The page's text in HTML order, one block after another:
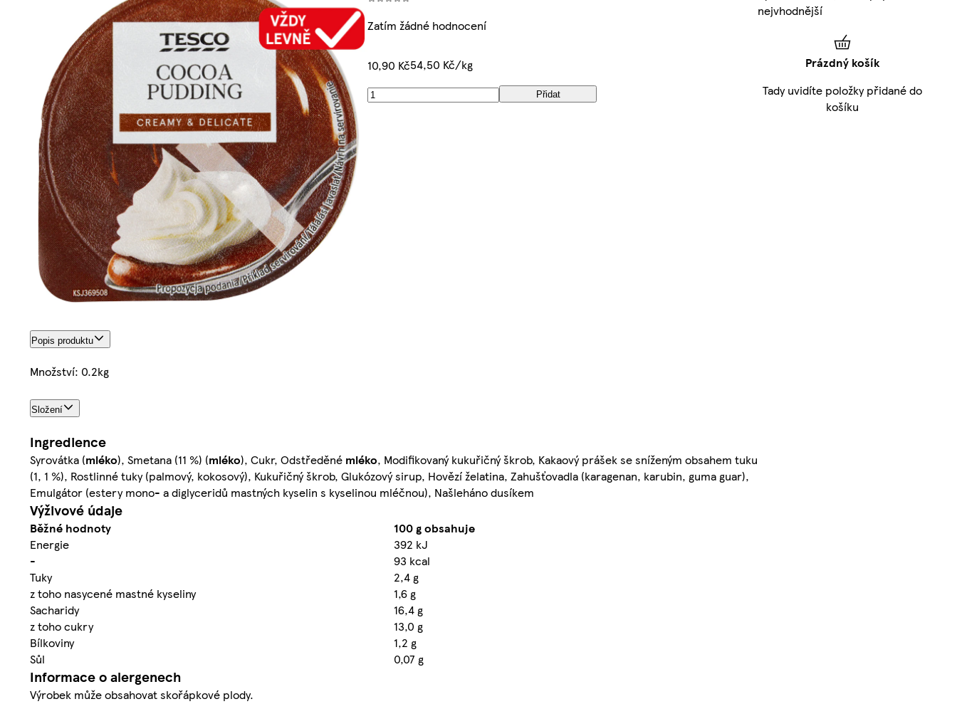
Zatím žádné hodnocení
10,90 Kč54,50 Kč/kg
Přidat
Popis produktu
Množství: 0.2kg
Složení
Ingredience
Syrovátka (mléko), Smetana (11 %) (mléko), Cukr, Odstředěné mléko, Modifikovaný kukuřičný škrob, Kakaový prášek se sníženým obsahem tuku
(1, 1 %), Rostlinné tuky (palmový, kokosový), Kukuřičný škrob, Glukózový sirup, Hovězí želatina, Zahušťovadla (karagenan, karubin, guma guar),
Emulgátor (estery mono- a diglyceridů mastných kyselin s kyselinou mléčnou), Našleháno dusíkem
Výživové údaje
Běžné hodnoty
100 g obsahuje
Energie
392 kJ
-
93 kcal
Tuky
2,4 g
z toho nasycené mastné kyseliny
1,6 g
Sacharidy
16,4 g
z toho cukry
13,0 g
Bílkoviny
1,2 g
Sůl
0,07 g
Informace o alergenech
Výrobek může obsahovat skořápkové plody.
nejvhodnější
Prázdný košík
Tady uvidíte položky přidané do
košíku